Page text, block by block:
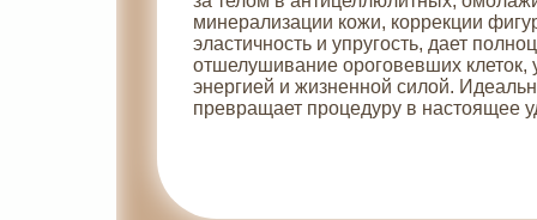
минерализации кожи, коррекции
эластичность и упругость, дает
отшелушивание ороговевших клеток,
энергией и жизненной силой.
превращает процедуру в настоящее